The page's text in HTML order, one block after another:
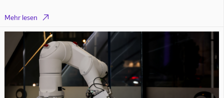
Mehr lesen 